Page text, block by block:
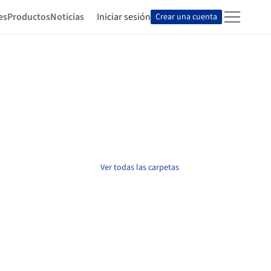
ProductosNoticias Iniciar sesión Crear una cuenta
Ver todas las carpetas